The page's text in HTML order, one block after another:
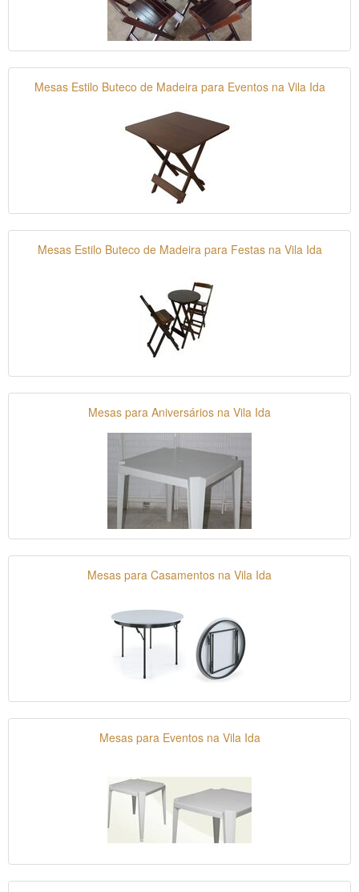
Mesas Estilo Buteco de Madeira para Eventos na Vila Ida
Mesas Estilo Buteco de Madeira para Festas na Vila Ida
Mesas para Aniversários na Vila Ida
Mesas para Casamentos na Vila Ida
Mesas para Eventos na Vila Ida